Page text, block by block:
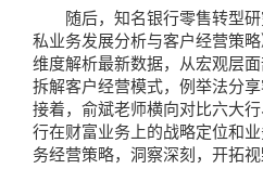
随后，知名银行零售转型
私业务发展分析与客户经营策
维度解析最新数据，从宏观层
拆解客户经营模式，例举法分享
接着，俞斌老师横向对比六大
行在财富业务上的战略定位和
务经营策略，洞察深刻，开拓